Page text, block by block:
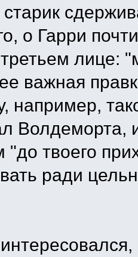
старик
о Гарри
лице:
важная
например,
Волдеморта,
твоего
ради